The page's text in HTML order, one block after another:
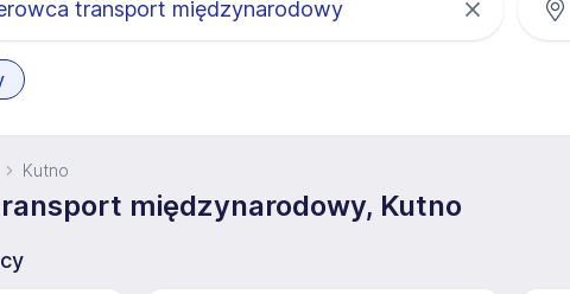
Kutno
międzynarodowy, Kutno